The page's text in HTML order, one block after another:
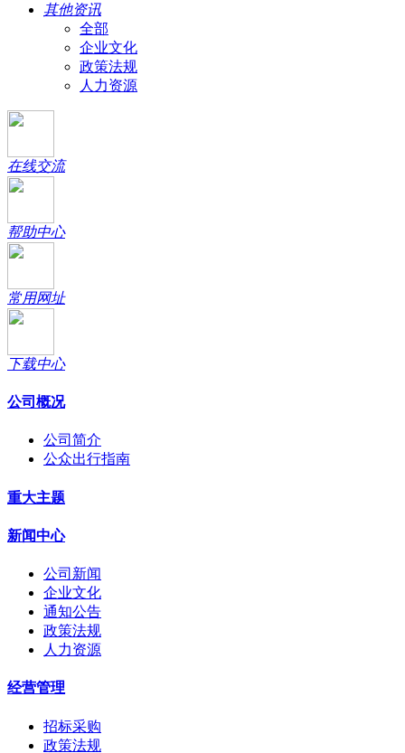
其他资讯
全部
企业文化
政策法规
人力资源
在线交流
帮助中心
常用网址
下载中心
公司概况
公司简介
公众出行指南
重大主题
新闻中心
公司新闻
企业文化
通知公告
政策法规
人力资源
经营管理
招标采购
政策法规